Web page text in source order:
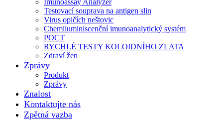
Imunoassay Analyzer
Testovací souprava na antigen slin
Virus opičích neštovic
Chemiluminiscenční imunoanalytický systém
POCT
RYCHLÉ TESTY KOLOIDNÍHO ZLATA
Zdraví žen
Zprávy
Produkt
Zprávy
Znalost
Kontaktujte nás
Zpětná vazba